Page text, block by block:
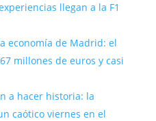
llegan a la F1
economía de Madrid: el
millones de euros y casi
a hacer historia: la
caótico viernes en el